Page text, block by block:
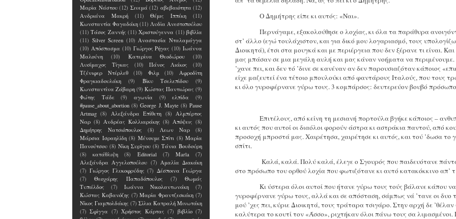
Ο Δημήτρης είπε κι αυτός: «Ναι».
Περνάγαμε, εξακολούθησε ο λοχίας, κι όλα τα παράθυρα
στ’ άλλο (εγώ τουλάχιστον, και για δικό μου λογαριασμό, τους
Διοικητά), έτσι στα μουγκά και με περιέργεια που δεν ξέρανε τι είναι.
μας μπάσαν σε μια μεγάλη αυλή και μας κάναν νοήματα να
’χανε πει, και δεν τό ’δινε σε κανέναν αν δεν παρουσιαζόταν κάποιος
είχε μαζευτεί ένα τέτοιο μπουλούκι από φαντάρους Ιταλούς, που τους
κι όλο γυροφέρνανε γύρω τους. 3 κομπάρσος: δευτερεύον βουβό
Επιτέλους, από κείνη τη μεσιανή πορτούλα βγήκε κάποιος –
κι αυτός που αυτοί οι διαόλοι φορούν άστρα κι αστράκια παντού, από
προσοχή μπροστά μας. Χαιρέτησα, χαιρέτησε κι αυτός, και τού ’δωσα
σπίτι.
Καλά, καλά. Πολύ καλά, έλεγε ο Σγουρός που παιδευότανε
στο πρόσωπο του ορθού λοχία που φωτιζότανε κι αυτό κατακόκκινο απ’
Κι ύστερα όλοι αυτοί που ήτανε γύρω τους τούς βάλανε κάπου
γυροφέρνανε γύρω τους, αλλά και σε απόσταση, σάμπως νά ’τανε οι δυο
μού ’χες πει, κύριε Διοικητά, τους τράταρα τσιγάρο. Στην αρχή δε
καλύτερα το κουτί τον «Άσσο», ριχτήκαν όλοι πάνω τους σα
Μαρία Νάστου (12) Σινεμά (12) αβεβαιότητα (12)
Ανδριάνα Μακρή
(11) Θέμις Ιππέκη
(11)
Κωνσταντία Φαγαδάκη (11) Λυδία Ανεστοπούλου
(11) Τάσος Ζαννής (11) Χριστούγεννα (11) βιβλία
(11) Silver Screen (10) Αναστασία Νταλαμάγγα
(10) Απόσπασμα (10) Γιώργος Ρήγας (10) Ιωάννα
Μαλούνη
(10) Κατερίνα Θεοδώρου
(10)
Λυσίμαχος Τίγκας
(10) Πάνος Λιάκος
(10)
Τζένιφερ Ντέρλεθ
(10) Φιλμ (10)
Αφροδίτη
Φραγκιαδουλάκη
(9) Βίκυ Τσελεπίδου
(9)
Κωνσταντίνα Ζάβαρη (9) Κώστας Παντιώρας (9)
Φώτης Τάδε
(9) αγωνία (9) ελπίδα
(9)
#pause_about_abortion (8) George J. Mayte (8) Pause
Artmag (8) Αλεξάνδρα Επίθετη (8) Αλμπέρτος
Ναρ (8) Ανδρέας Κολλιαράκης (8) Απόψεις (8)
Δημήτρης Νατσιόπουλος
(8) Λεων Ναρ
(8)
Μάρσια Ισραηλίδη (8) Μένουμε Σπίτι (8) Μαρία
Πανούτσου (8) Νίκη Συρίγου (8) Τάνια Βουδούρη
(8)
κατάθλιψη (8) Editorial (7) Marla
(7)
Αλεξάνδρα Αγγελοπούλου (7) Αμαλία Διακάκη
(7) Γιώργος Γλυκοφρύδης (7) Δέσποινα Γεώργα
(7)
Θεοχάρης Παπαδόπουλος (7)
Θωμάς
Τυπάλδος
(7) Ιωάννα Νικολαντωνάκη
(7)
Κώστας Καβανόζης (7) Μαρία Φραντζεσκάκη (7)
Νίκος Γιαμπολδάκης (7) Σίλια Κατραλή Μινωτάκη
(7) Σφίγγα (7) Χρήστος Κάρτας (7) βιβλίο (7)